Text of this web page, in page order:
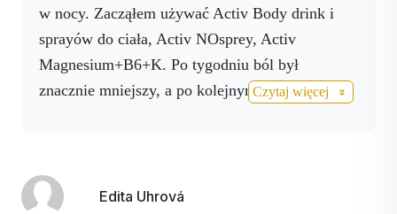
w nocy. Zacząłem używać Activ Body drink i
sprayów do ciała, Activ NOsprey, Activ
Magnesium+B6+K. Po tygodniu ból był
znacznie mniejszy, a po kolejnym tygodniu był
Czytaj więcej
Edita Uhrová